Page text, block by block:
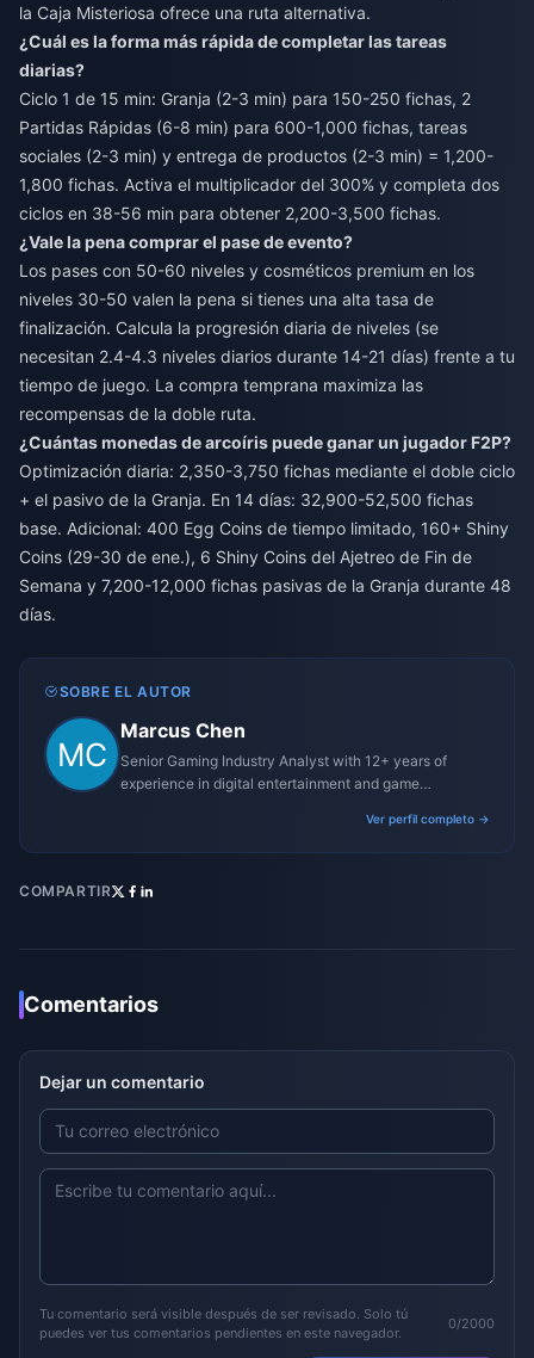
la Caja Misteriosa ofrece una ruta alternativa.
¿Cuál es la forma más rápida de completar las tareas
diarias?
Ciclo 1 de 15 min: Granja (2-3 min) para 150-250 fichas, 2
Partidas Rápidas (6-8 min) para 600-1,000 fichas, tareas
sociales (2-3 min) y entrega de productos (2-3 min) = 1,200-
1,800 fichas. Activa el multiplicador del 300% y completa dos
ciclos en 38-56 min para obtener 2,200-3,500 fichas.
¿Vale la pena comprar el pase de evento?
Los pases con 50-60 niveles y cosméticos premium en los
niveles 30-50 valen la pena si tienes una alta tasa de
finalización. Calcula la progresión diaria de niveles (se
necesitan 2.4-4.3 niveles diarios durante 14-21 días) frente a tu
tiempo de juego. La compra temprana maximiza las
recompensas de la doble ruta.
¿Cuántas monedas de arcoíris puede ganar un jugador F2P?
Optimización diaria: 2,350-3,750 fichas mediante el doble ciclo
+ el pasivo de la Granja. En 14 días: 32,900-52,500 fichas
base. Adicional: 400 Egg Coins de tiempo limitado, 160+ Shiny
Coins (29-30 de ene.), 6 Shiny Coins del Ajetreo de Fin de
Semana y 7,200-12,000 fichas pasivas de la Granja durante 48
días.
SOBRE EL AUTOR
Marcus Chen
Senior Gaming Industry Analyst with 12+ years of
experience in digital entertainment and game
Ver perfil completo →
COMPARTIR
Comentarios
Dejar un comentario
Tu comentario será visible después de ser revisado. Solo tú
puedes ver tus comentarios pendientes en este navegador.
0/2000